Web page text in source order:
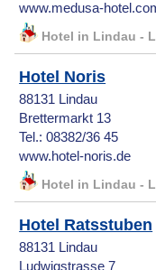
www.medusa-
Hotel in Lindau -
Hotel Noris
88131 Lindau
Brettermarkt 13
Tel.: 08382/36 45
www.hotel-noris.de
Hotel in Lindau -
Hotel Ratsstuben
88131 Lindau
Ludwigstrasse 7